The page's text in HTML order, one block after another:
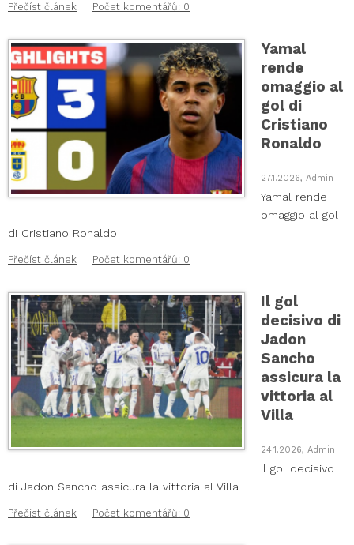
Přečíst článek Počet komentářů: 0
Yamal
rende
omaggio al
gol di
Cristiano
Ronaldo
27.1.2026, Admin
Yamal rende
omaggio al gol
di Cristiano Ronaldo
Přečíst článek Počet komentářů: 0
Il gol
decisivo di
Jadon
Sancho
assicura la
vittoria al
Villa
24.1.2026, Admin
Il gol decisivo
di Jadon Sancho assicura la vittoria al Villa
Přečíst článek Počet komentářů: 0